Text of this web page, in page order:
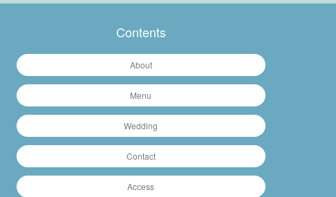
Contents
About
Menu
Wedding
Contact
Access